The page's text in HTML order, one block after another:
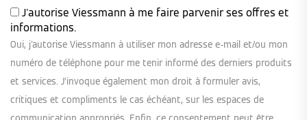
J'autorise Viessmann à me faire parvenir ses offres et
informations.
Oui, j'autorise Viessmann à utiliser mon adresse e-mail et/ou mon
numéro de téléphone pour me tenir informé des derniers produits
et services. J’invoque également mon droit à formuler avis,
critiques et compliments le cas échéant, sur les espaces de